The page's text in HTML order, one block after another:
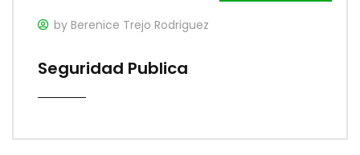
by Berenice Trejo Rodriguez
Seguridad Publica